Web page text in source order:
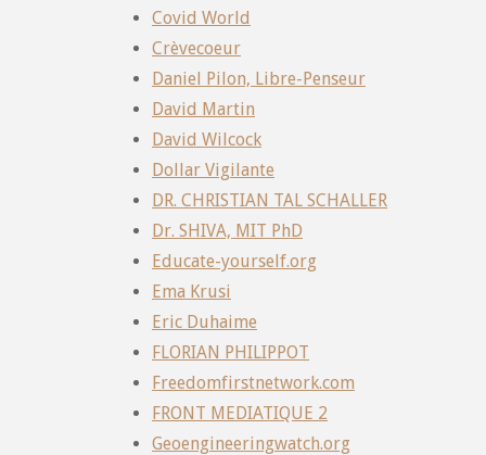
Covid World
Crèvecoeur
Daniel Pilon, Libre-Penseur
David Martin
David Wilcock
Dollar Vigilante
DR. CHRISTIAN TAL SCHALLER
Dr. SHIVA, MIT PhD
Educate-yourself.org
Ema Krusi
Eric Duhaime
FLORIAN PHILIPPOT
Freedomfirstnetwork.com
FRONT MEDIATIQUE 2
Geoengineeringwatch.org